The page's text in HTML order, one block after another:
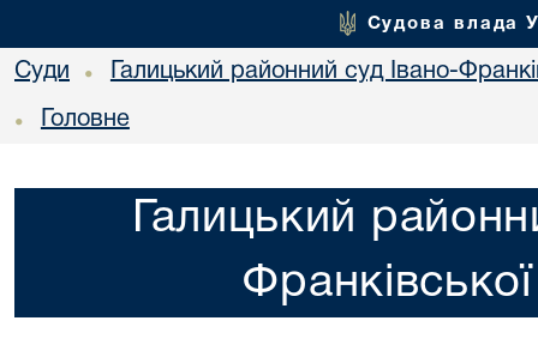
Судова влада
Суди • Галицький районний суд Івано-
• Головне
Галицький